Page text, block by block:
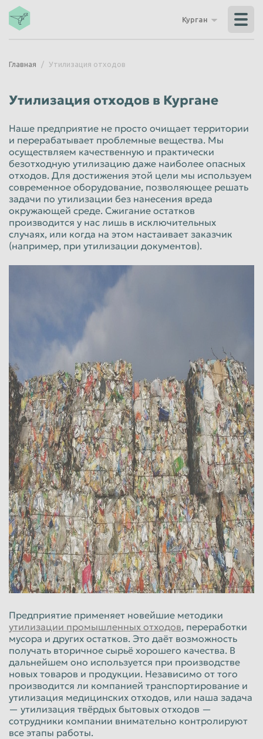
Владикавказ
Волгоград
Воронеж
Иркутск Йошкар-Ола
Казань Калининград
Каменск-Уральский
Кемерово Керчь
Киров Комсомольск-на-Амуре
Королёв Кострома
Красногорск Краснодар
Мытищи Набережные Челны
Нальчик Нижневартовск
Нижнекамск Нижний Новгород
Нижний Тагил Новокузнецк
Новороссийск Новосибирск
Новочеркасск Норильск
Омск Орёл
Оренбург Орск
Пенза Пермь
Петрозаводск Петропавловск-Камчатский
Подольск Прокопьевск
Рыбинск Рязань
Салават Самара
Санкт-Петербург Саранск
Саратов Севастополь
Северодвинск Симферополь
Смоленск Сочи
Курган
Главная Утилизация отходов
Утилизация отходов в Кургане
Наше предприятие не просто очищает территории
и перерабатывает проблемные вещества. Мы
осуществляем качественную и практически
безотходную утилизацию даже наиболее опасных
отходов. Для достижения этой цели мы используем
современное оборудование, позволяющее решать
задачи по утилизации без нанесения вреда
окружающей среде. Сжигание остатков
производится у нас лишь в исключительных
случаях, или когда на этом настаивает заказчик
(например, при утилизации документов).
Предприятие применяет новейшие методики
утилизации промышленных отходов, переработки
мусора и других остатков. Это даёт возможность
получать вторичное сырьё хорошего качества. В
дальнейшем оно используется при производстве
новых товаров и продукции. Независимо от того
производится ли компанией транспортирование и
утилизация медицинских отходов, или наша задача
— утилизация твёрдых бытовых отходов —
сотрудники компании внимательно контролируют
все этапы работы.